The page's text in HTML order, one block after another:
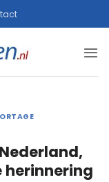
herinnering